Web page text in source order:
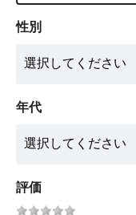
性別
年代
評価